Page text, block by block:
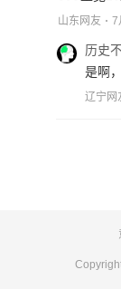
山东网友 7
历史
是啊
辽宁网